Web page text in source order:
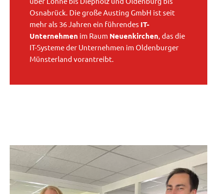
Osnabrück. Die große Austing GmbH ist seit
mehr als 36 Jahren ein führendes IT-
Unternehmen im Raum Neuenkirchen , das die
IT-Systeme der Unternehmen im Oldenburger
Münsterland vorantreibt.